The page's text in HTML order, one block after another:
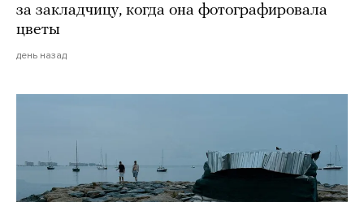
за закладчицу, когда она фотографировала
цветы
день назад